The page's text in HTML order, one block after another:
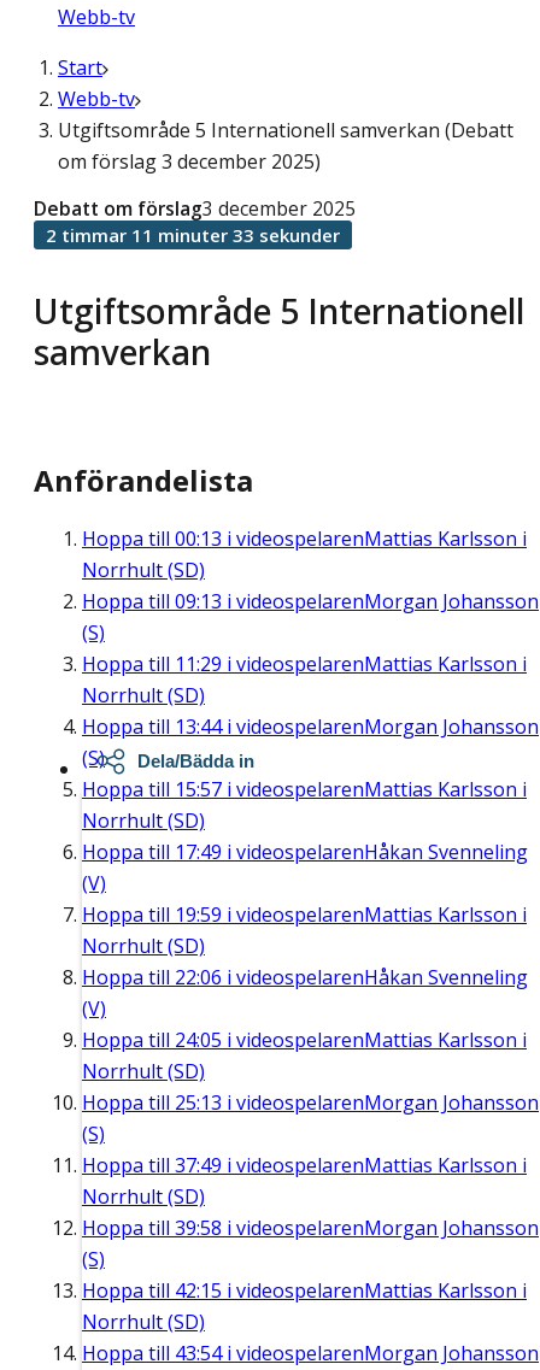
Webb-tv
Start
Webb-tv
Utgiftsområde 5 Internationell samverkan (Debatt
om förslag 3 december 2025)
Utgiftsområde 5 Internationell
samverkan
Debatt om förslag3 december 2025
2 timmar 11 minuter 33 sekunder
Anförandelista
Hoppa till 00:13 i videospelarenMattias Karlsson i
Norrhult (SD)
Hoppa till 09:13 i videospelarenMorgan Johansson
(S)
Hoppa till 11:29 i videospelarenMattias Karlsson i
Norrhult (SD)
Hoppa till 13:44i videospelarenMorgan Johansson
(S)
Hoppa till 15:57 i videospelarenMattias Karlsson i
Norrhult (SD)
Hoppa till 17:49 i videospelarenHåkan Svenneling
(V)
Hoppa till 19:59 i videospelarenMattias Karlsson i
Norrhult (SD)
Hoppa till 22:06 i videospelarenHåkan Svenneling
(V)
Hoppa till 24:05 i videospelarenMattias Karlsson i
Norrhult (SD)
Hoppa till 25:13 i videospelarenMorgan Johansson
(S)
Hoppa till 37:49 i videospelarenMattias Karlsson i
Norrhult (SD)
Hoppa till 39:58 i videospelarenMorgan Johansson
(S)
Hoppa till 42:15 i videospelarenMattias Karlsson i
Norrhult (SD)
Hoppa till 43:54i videospelarenMorgan Johansson
Dela/Bädda in